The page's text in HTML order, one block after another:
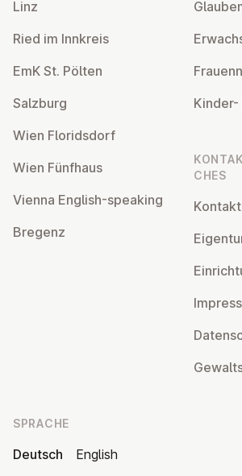
Linz
Ried im Innkreis
EmK St. Pölten
Salzburg
Wien Flo­rids­dorf
Wien Fünfhaus
Vienna English-speaking
Bregenz
CHES
SPRACHE
Deutsch
English